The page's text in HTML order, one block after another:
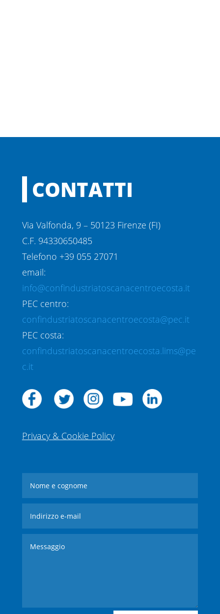
CONTATTI
Via Valfonda, 9 – 50123 Firenze (FI)
C.F. 94330650485
Telefono +39 055 27071
email:
info@confindustriatoscanacentroecosta.it
PEC centro:
confindustriatoscanacentroecosta@pec.it
PEC costa:
confindustriatoscanacentroecosta.lims@pe
c.it
Privacy & Cookie Policy